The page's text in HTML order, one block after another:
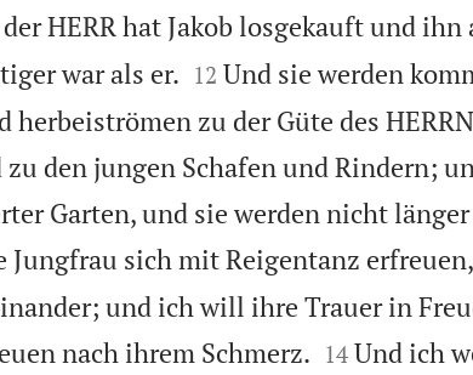
HERR hat Jakob losgekauft und ihn
war als er.
12 Und sie werden
herbeiströmen zu der Güte des
den jungen Schafen und Rindern;
Garten, und sie werden nicht
Jungfrau sich mit Reigentanz
und ich will ihre Trauer in
nach ihrem Schmerz.
14 Und ich